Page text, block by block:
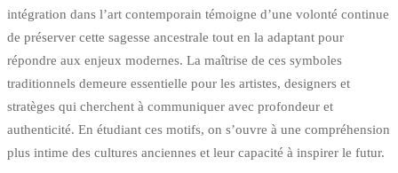
intégration dans l’art contemporain témoigne d’une volonté continue
de préserver cette sagesse ancestrale tout en la adaptant pour
répondre aux enjeux modernes. La maîtrise de ces symboles
traditionnels demeure essentielle pour les artistes, designers et
stratèges qui cherchent à communiquer avec profondeur et
authenticité. En étudiant ces motifs, on s’ouvre à une compréhension
plus intime des cultures anciennes et leur capacité à inspirer le futur.